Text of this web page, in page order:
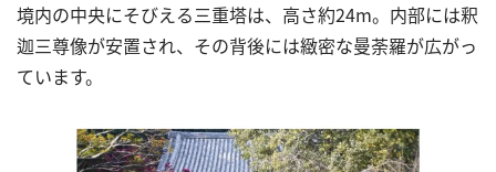
境内の中央にそびえる三重塔は、高さ約24m。内部には釈
迦三尊像が安置され、その背後には緻密な曼荼羅が広がっ
ています。